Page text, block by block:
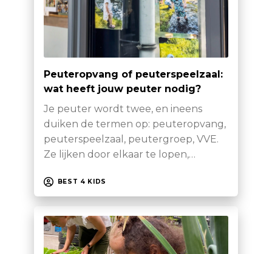
Peuteropvang of peuterspeelzaal:
wat heeft jouw peuter nodig?
Je peuter wordt twee, en ineens
duiken de termen op: peuteropvang,
peuterspeelzaal, peutergroep, VVE.
Ze lijken door elkaar te lopen,…
BEST 4 KIDS